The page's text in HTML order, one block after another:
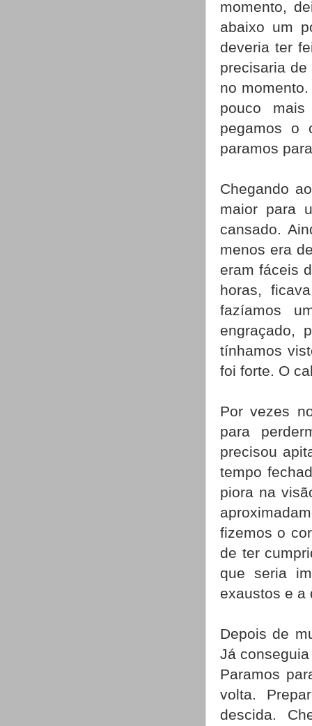
momento,
abaixo um
deveria ter
precisaria
no
pouco
pegamos o
paramos
Chegando
maior para
cansado.
menos era
eram fáceis
horas,
fazíamos
engraçado,
tínhamos
foi forte. O
Por vezes
para
precisou
tempo
piora na
fizemos o
de ter
que seria
exaustos e a
Depois de
Já
Paramos
volta.
descida.